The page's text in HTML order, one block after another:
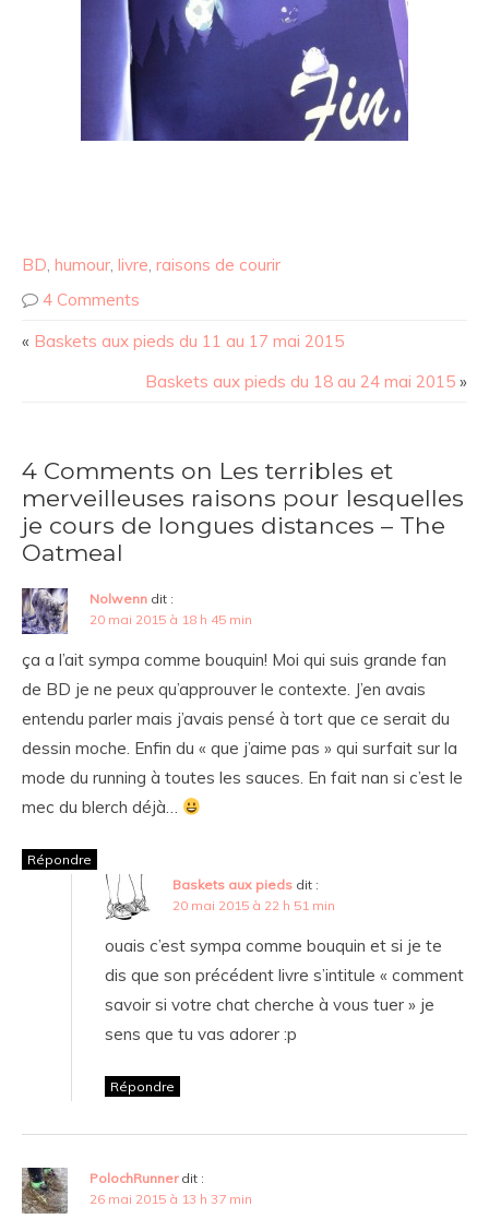
BD, humour, livre, raisons de courir
4 Comments
« Baskets aux pieds du 11 au 17 mai 2015
Baskets aux pieds du 18 au 24 mai 2015 »
4 Comments on Les terribles et
merveilleuses raisons pour lesquelles
je cours de longues distances – The
Oatmeal
Nolwenn dit :
20 mai 2015 à 18 h 45 min
ça a l’ait sympa comme bouquin! Moi qui suis grande fan
de BD je ne peux qu’approuver le contexte. J’en avais
entendu parler mais j’avais pensé à tort que ce serait du
dessin moche. Enfin du « que j’aime pas » qui surfait sur la
mode du running à toutes les sauces. En fait nan si c’est le
mec du blerch déjà…
Répondre
Baskets aux pieds dit :
20 mai 2015 à 22 h 51 min
ouais c’est sympa comme bouquin et si je te
dis que son précédent livre s’intitule « comment
savoir si votre chat cherche à vous tuer » je
sens que tu vas adorer :p
Répondre
PolochRunner dit :
26 mai 2015 à 13 h 37 min